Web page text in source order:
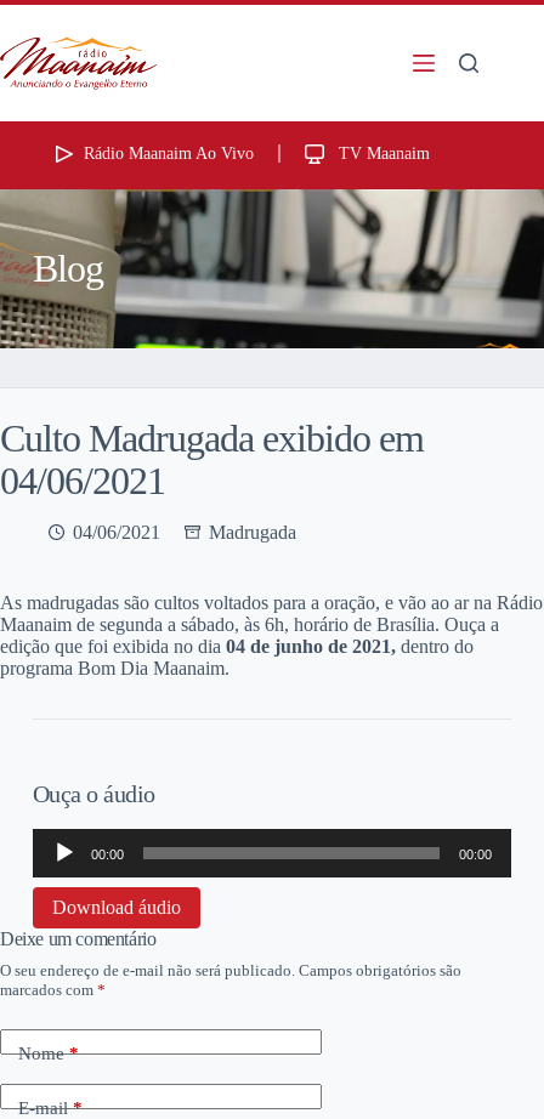
Rádio Maanaim Ao Vivo TV Maanaim
Blog
Culto Madrugada exibido em
04/06/2021
04/06/2021 Madrugada
As madrugadas são cultos voltados para a oração, e vão ao ar na Rádio
Maanaim de segunda a sábado, às 6h, horário de Brasília. Ouça a
edição que foi exibida no dia 04 de junho de 2021, dentro do
programa Bom Dia Maanaim.
Ouça o áudio
Tocador
áudio
00:00 00:00
Download áudio
Deixe um comentário
O seu endereço de e-mail não será publicado. Campos obrigatórios são
marcados com *
Nome*
E-mail*